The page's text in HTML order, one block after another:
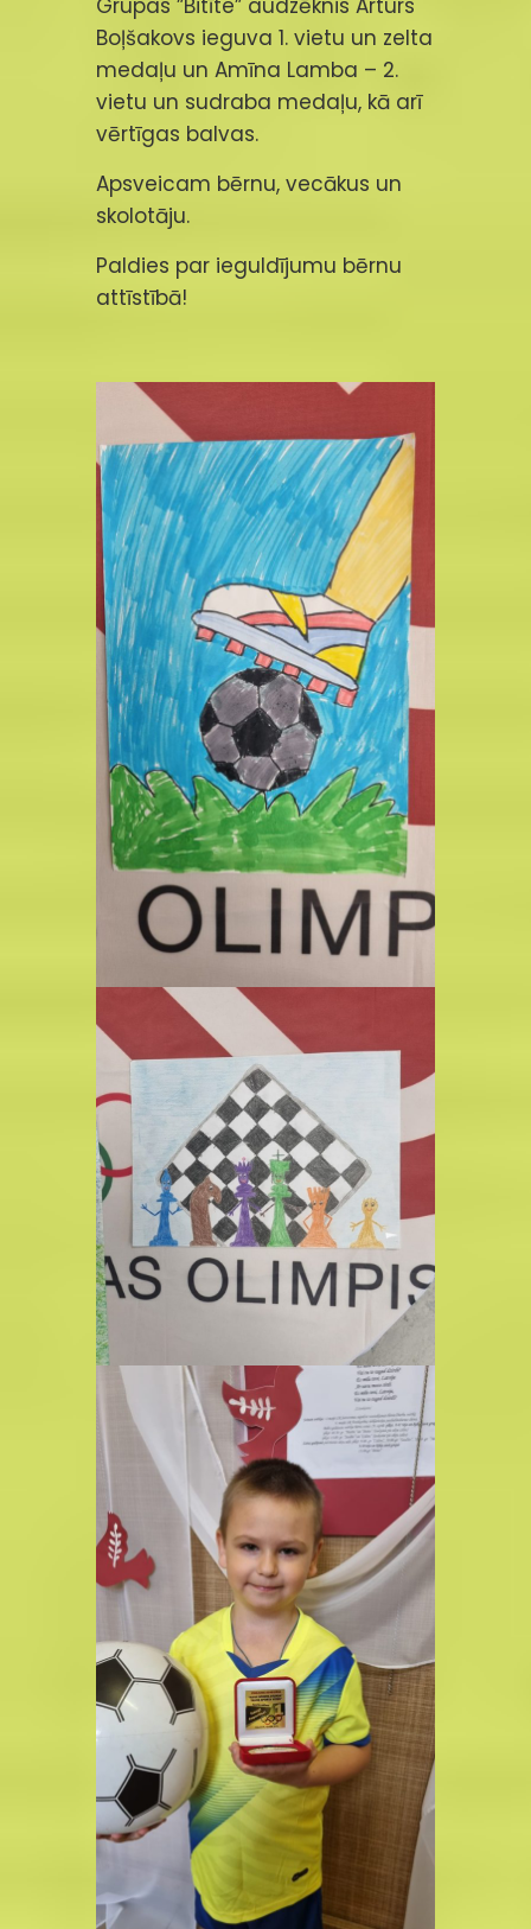
Grupas ”Bitīte” audzēknis Arturs
Boļšakovs ieguva 1. vietu un zelta
medaļu un Amīna Lamba – 2.
vietu un sudraba medaļu, kā arī
vērtīgas balvas.
Apsveicam bērnu, vecākus un
skolotāju.
Paldies par ieguldījumu bērnu
attīstībā!